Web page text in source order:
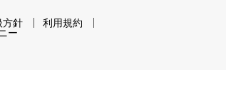
方針
利用規約
ー